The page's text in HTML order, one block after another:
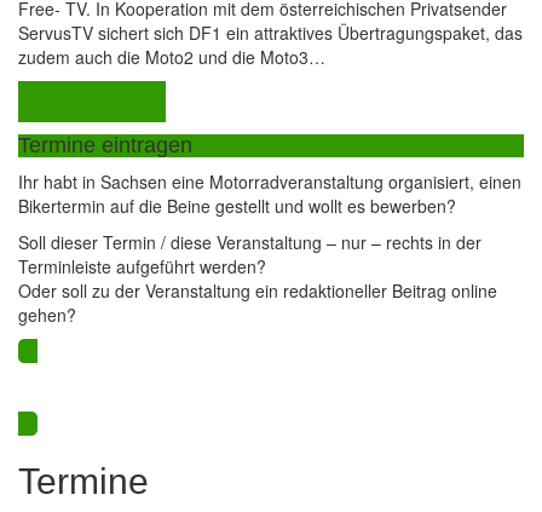
Free- TV. In Kooperation mit dem österreichischen Privatsender
ServusTV sichert sich DF1 ein attraktives Übertragungspaket, das
zudem auch die Moto2 und die Moto3…
Termine eintragen
Ihr habt in Sachsen eine Motorradveranstaltung organisiert, einen
Bikertermin auf die Beine gestellt und wollt es bewerben?
Soll dieser Termin / diese Veranstaltung – nur – rechts in der
Terminleiste aufgeführt werden?
Oder soll zu der Veranstaltung ein redaktioneller Beitrag online
gehen?
Termine